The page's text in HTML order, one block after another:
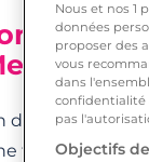
:
de rencontre,
femme ou un
Nous et nos 1
données
proposer des
vous
dans
confidentialité
pas
Objectifs